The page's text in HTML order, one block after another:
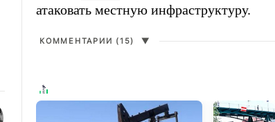
атаковать местную инфраструктуру.
КОММЕНТАРИИ (15) ▼